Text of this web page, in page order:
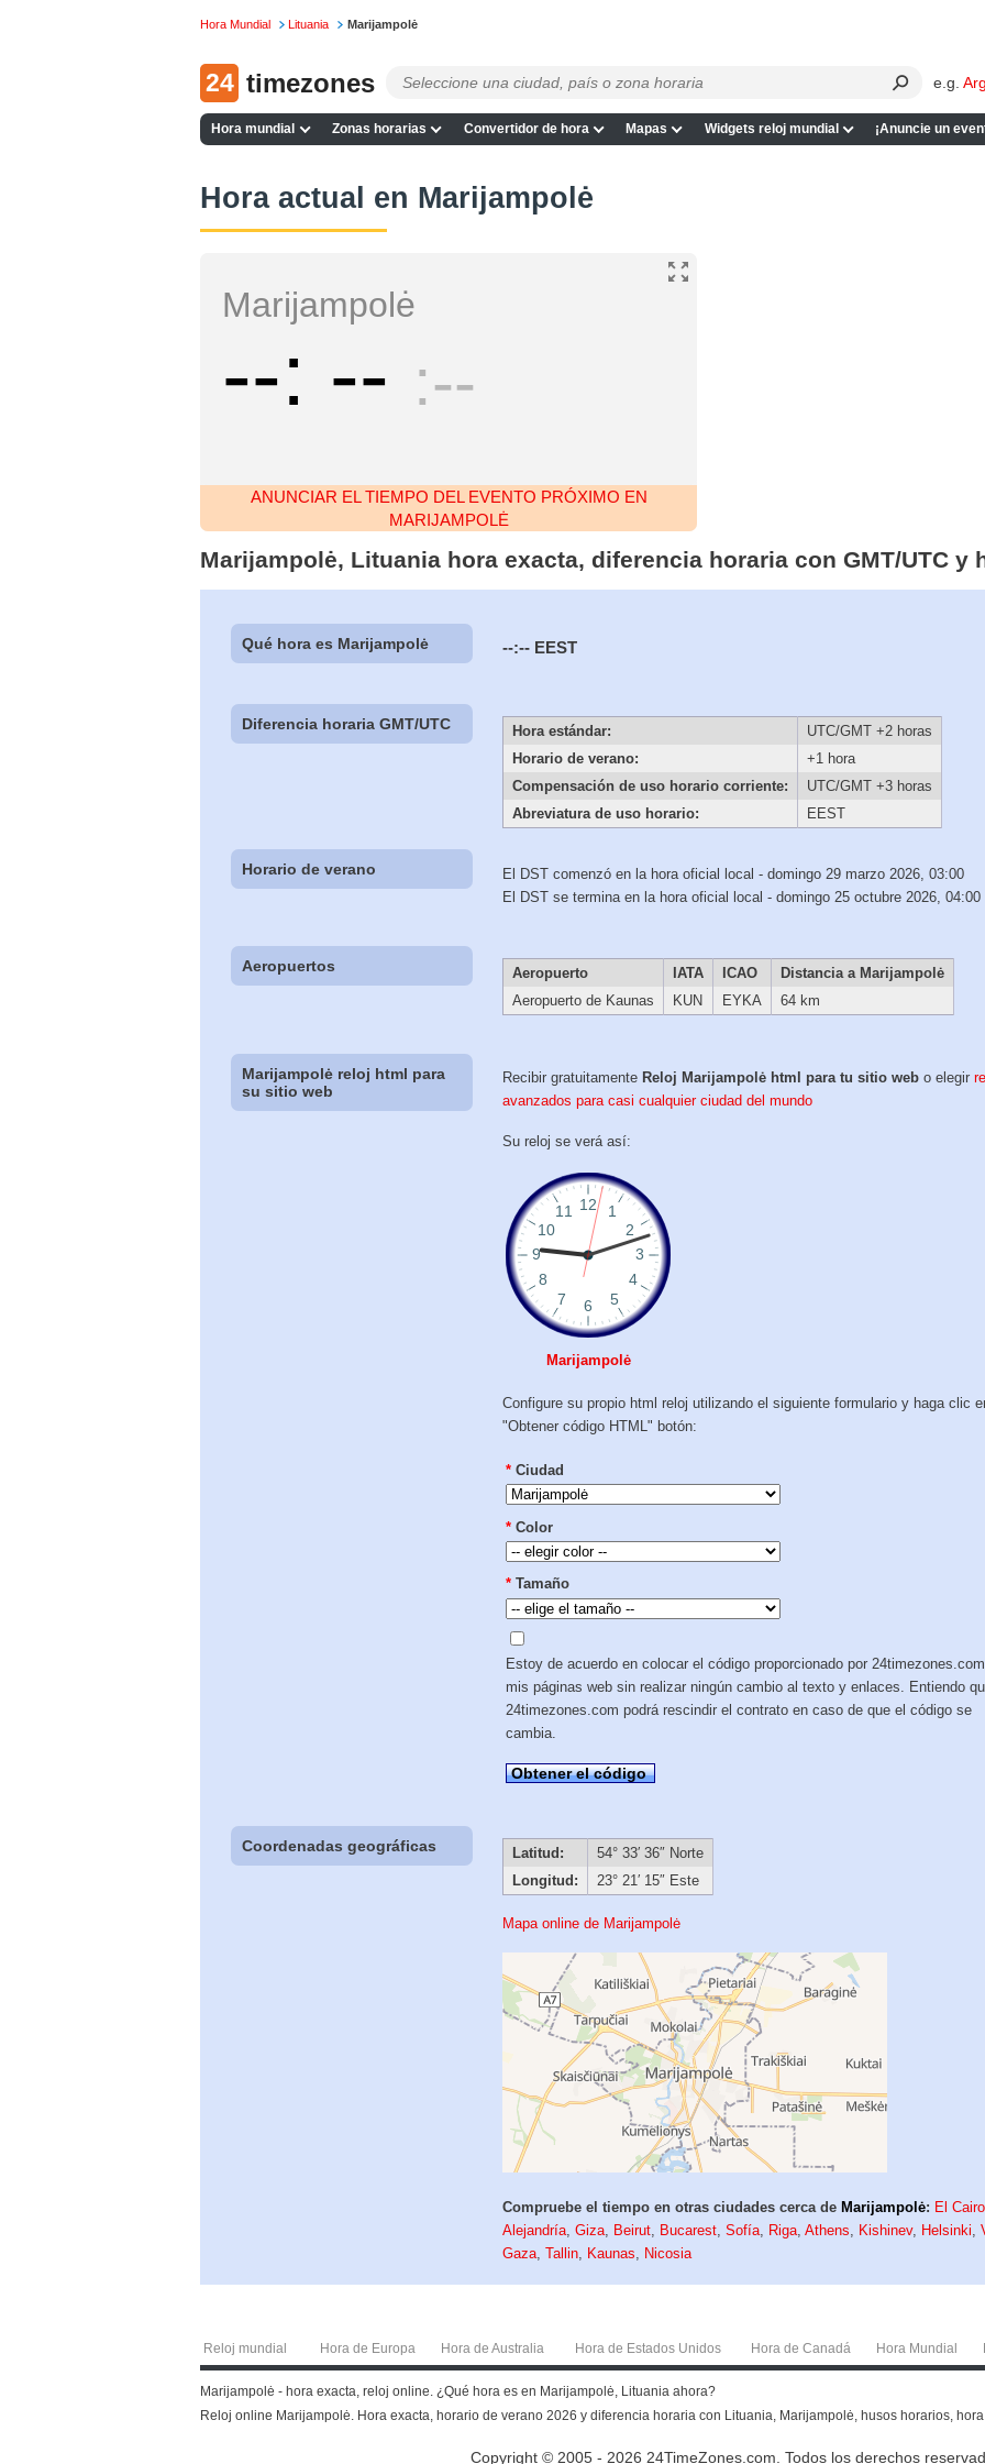
Hora Mundial Lituania Marijampolė
24 timezones e.g.
Hora mundial Zonas horarias Convertidor de hora Mapas Widgets reloj mundial ¡Anuncie un
Hora actual en Marijampolė
Marijampolė
-- -- --
ANUNCIAR EL TIEMPO DEL EVENTO PRÓXIMO EN
MARIJAMPOLĖ
Marijampolė, Lituania hora exacta, diferencia horaria con GMT/UTC y
Qué hora es Marijampolė --:-- EEST
Diferencia horaria GMT/UTC Hora estándar:
UTC/GMT +2 horas
Horario de verano:
+1 hora
Compensación de uso horario corriente:
UTC/GMT +3 horas
Abreviatura de uso horario:
EEST
Horario de verano
El DST comenzó en la hora oficial local - domingo 29 marzo 2026, 03:00
El DST se termina en la hora oficial local - domingo 25 octubre 2026, 04:00
Aeropuertos Aeropuerto IATA ICAO
Distancia a Marijampolė
Aeropuerto de Kaunas
KUN EYKA 64 km
Marijampolė reloj html para
su sitio web
Recibir gratuitamente Reloj Marijampolė html para tu sitio webo elegir
avanzados para casi cualquier ciudad del mundo
Su reloj se verá así:
Marijampolė
Configure su propio html reloj utilizando el siguiente formulario y haga clic
"Obtener código HTML" botón:
* Ciudad
* Color
* Tamaño
Estoy de acuerdo en colocar el código proporcionado por
mis páginas web sin realizar ningún cambio al texto y enlaces. Entiendo
24timezones.com podrá rescindir el contrato en caso de que el código se
cambia.
Obtener el código
Coordenadas geográficas Latitud:
54° 33′ 36″ Norte
Longitud:
23° 21′ 15″ Este
Mapa online de Marijampolė
Compruebe el tiempo en otras ciudades cerca de Marijampolė: El Cairo
Alejandría,Giza, Beirut, Bucarest,Sofía, Riga,Athens, Kishinev, Helsinki,
Gaza,Tallin, Kaunas, Nicosia
Reloj mundial Hora de Europa Hora de Australia Hora de Estados Unidos Hora de Canadá Hora Mundial
Marijampolė - hora exacta, reloj online. ¿Qué hora es en Marijampolė, Lituania ahora?
Reloj online Marijampolė. Hora exacta, horario de verano 2026 y diferencia horaria con Lituania, Marijampolė, husos horarios, hora
Copyright © 2005 - 2026 24TimeZones.com. Todos los derechos